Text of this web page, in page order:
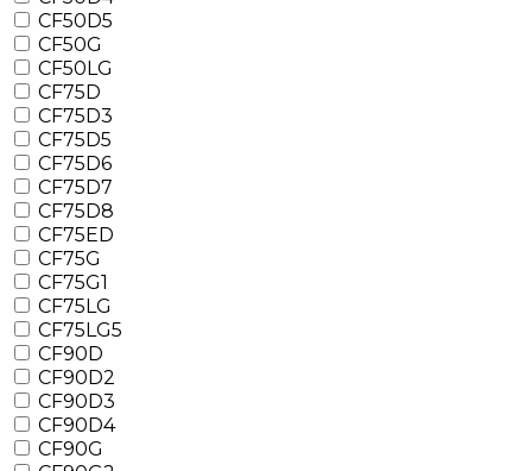
CF50D5
CF50G
CF50LG
CF75D
CF75D3
CF75D5
CF75D6
CF75D7
CF75D8
CF75ED
CF75G
CF75G1
CF75LG
CF75LG5
CF90D
CF90D2
CF90D3
CF90D4
CF90G